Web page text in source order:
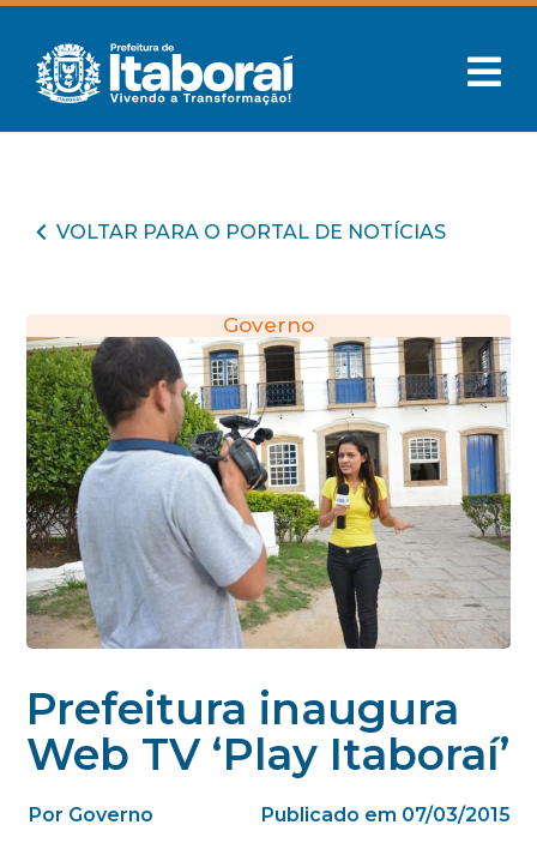
VOLTAR PARA O PORTAL DE NOTÍCIAS
Governo
Prefeitura inaugura
Web TV ‘Play Itaboraí’
Por Governo Publicado em 07/03/2015